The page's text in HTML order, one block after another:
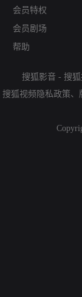
会员特权
会员剧场
帮助
搜狐影音 - 搜
搜狐视频隐私政策、